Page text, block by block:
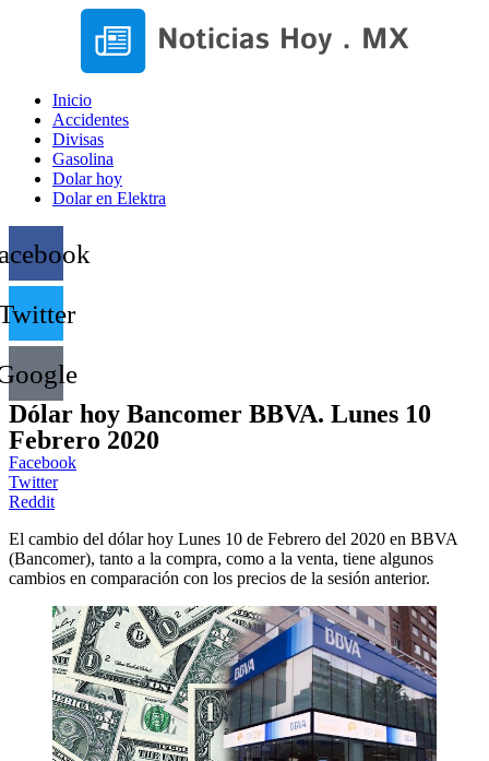
Inicio
Accidentes
Divisas
Gasolina
Dolar hoy
Dolar en Elektra
Dólar hoy Bancomer BBVA. Lunes 10
Febrero 2020
Facebook
Twitter
Reddit
El cambio del dólar hoy Lunes 10 de Febrero del 2020 en BBVA
(Bancomer), tanto a la compra, como a la venta, tiene algunos
cambios en comparación con los precios de la sesión anterior.